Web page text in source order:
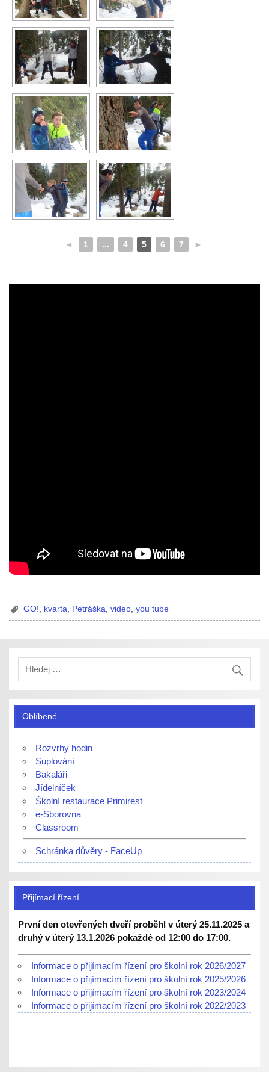
◄ 1 ... 4 5 6 7 ►
GO! kvarta Petráška ,video ,you tube
Oblíbené
Rozvrhy hodin
Suplování
Bakaláři
Jídelníček
Školní restaurace Primirest
e-Sborovna
Classroom
Schránka důvěry - FaceUp
Přijímací řízení
První den otevřených dveří proběhl v úterý 25.11.2025 a
druhý v úterý 13.1.2026 pokaždé od 12:00 do 17:00.
Informace o přijímacím řízení pro školní rok 2026/2027
Informace o přijímacím řízení pro školní rok 2025/2026
Informace o přijímacím řízení pro školní rok 2023/2024
Informace o přijímacím řízení pro školní rok 2022/2023